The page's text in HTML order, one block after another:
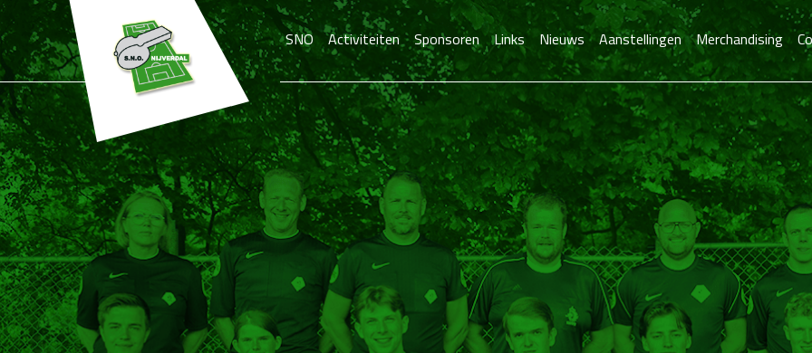
SNO Activiteiten Sponsoren Links Nieuws Aanstellingen Merchandising